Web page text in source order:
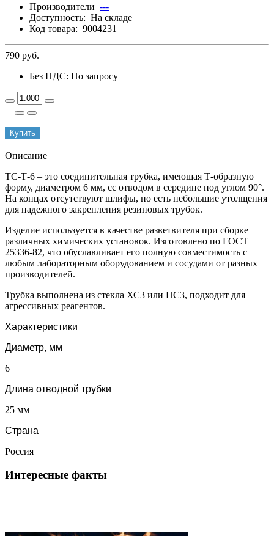
Производители ---
Доступность: На складе
Код товара: 9004231
790 руб.
Без НДС: По запросу
Купить
Описание
ТС-Т-6 – это соединительная трубка, имеющая Т-образную
форму, диаметром 6 мм, сс отводом в середине под углом 90°.
На концах отсутствуют шлифы, но есть небольшие утолщения
для надежного закрепления резиновых трубок.
Изделие используется в качестве разветвителя при сборке
различных химических установок. Изготовлено по ГОСТ
25336-82, что обуславливает его полную совместимость с
любым лабораторным оборудованием и сосудами от разных
производителей.
Трубка выполнена из стекла ХС3 или НС3, подходит для
агрессивных реагентов.
Характеристики
Диаметр, мм
6
Длина отводной трубки
25 мм
Страна
Россия
Интересные факты